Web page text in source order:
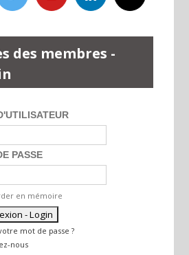
des membres -
PASSE
en mémoire
mot de passe ?
nous